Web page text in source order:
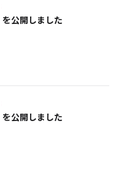
を公開しました
を公開しました